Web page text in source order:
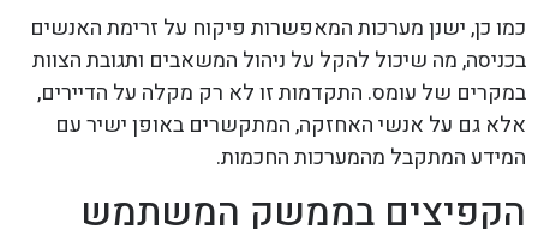
כמו כן, ישנן מערכות המאפשרות פיקוח על זרימת האנשים
בכניסה, מה שיכול להקל על ניהול המשאבים ותגובת הצוות
במקרים של עומס. התקדמות זו לא רק מקלה על הדיירים,
אלא גם על אנשי האחזקה, המתקשרים באופן ישיר עם
המידע המתקבל מהמערכות החכמות.
הקפיצים בממשק המשתמש